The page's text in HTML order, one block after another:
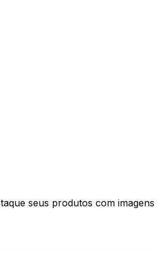
seus produtos com